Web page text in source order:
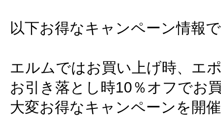
以下お得なキャンペーン情報
エルムではお買い上げ時、エ
お引き落とし時10％オフでお
大変お得なキャンペーンを開